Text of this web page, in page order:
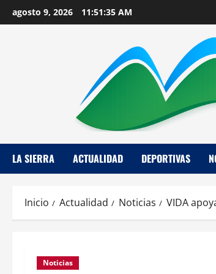
al
agosto 9, 2026 11:51:36 AM
LA SIERRA ACTUALIDAD DEPORTIVAS
Inicio Actualidad Noticias VIDA
Noticias